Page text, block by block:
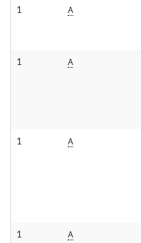
1 A
1 A
1 A
1 A